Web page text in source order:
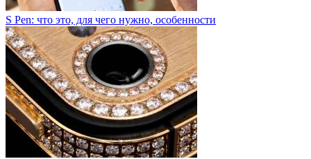
S Pen: что это, для чего нужно, особенности